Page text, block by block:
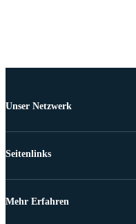
Unser Netzwerk
Seitenlinks
Mehr Erfahren